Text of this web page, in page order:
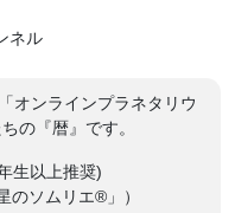
ネル
オンラインプラネタリウ
の『暦』です。
生以上推奨)
ソムリエ®」）